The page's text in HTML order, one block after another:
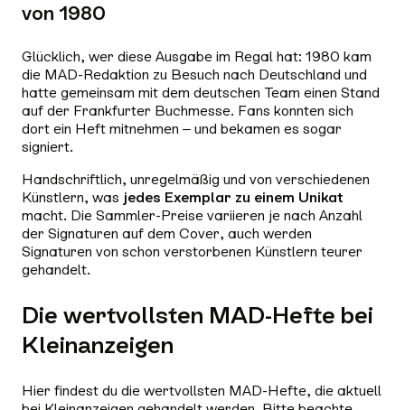
von 1980
Glücklich, wer diese Ausgabe im Regal hat: 1980 kam
die MAD-Redaktion zu Besuch nach Deutschland und
hatte gemeinsam mit dem deutschen Team einen Stand
auf der Frankfurter Buchmesse. Fans konnten sich
dort ein Heft mitnehmen – und bekamen es sogar
signiert.
Handschriftlich, unregelmäßig und von verschiedenen
Künstlern, was jedes Exemplar zu einem Unikat
macht. Die Sammler-Preise variieren je nach Anzahl
der Signaturen auf dem Cover, auch werden
Signaturen von schon verstorbenen Künstlern teurer
gehandelt.
Die wertvollsten MAD-Hefte bei
Kleinanzeigen
Hier findest du die wertvollsten MAD-Hefte, die aktuell